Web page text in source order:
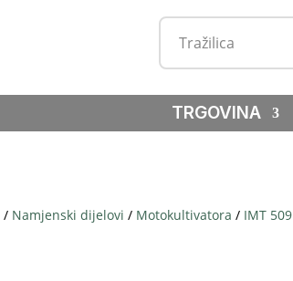
TRGOVINA
/ Namjenski dijelovi / Motokultivatora / IMT 509